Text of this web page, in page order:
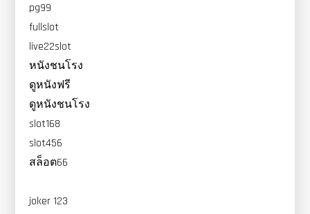
pg99
fullslot
live22slot
หนังชนโรง
ดูหนังฟรี
ดูหนังชนโรง
slot168
slot456
สล็อต66
joker 123